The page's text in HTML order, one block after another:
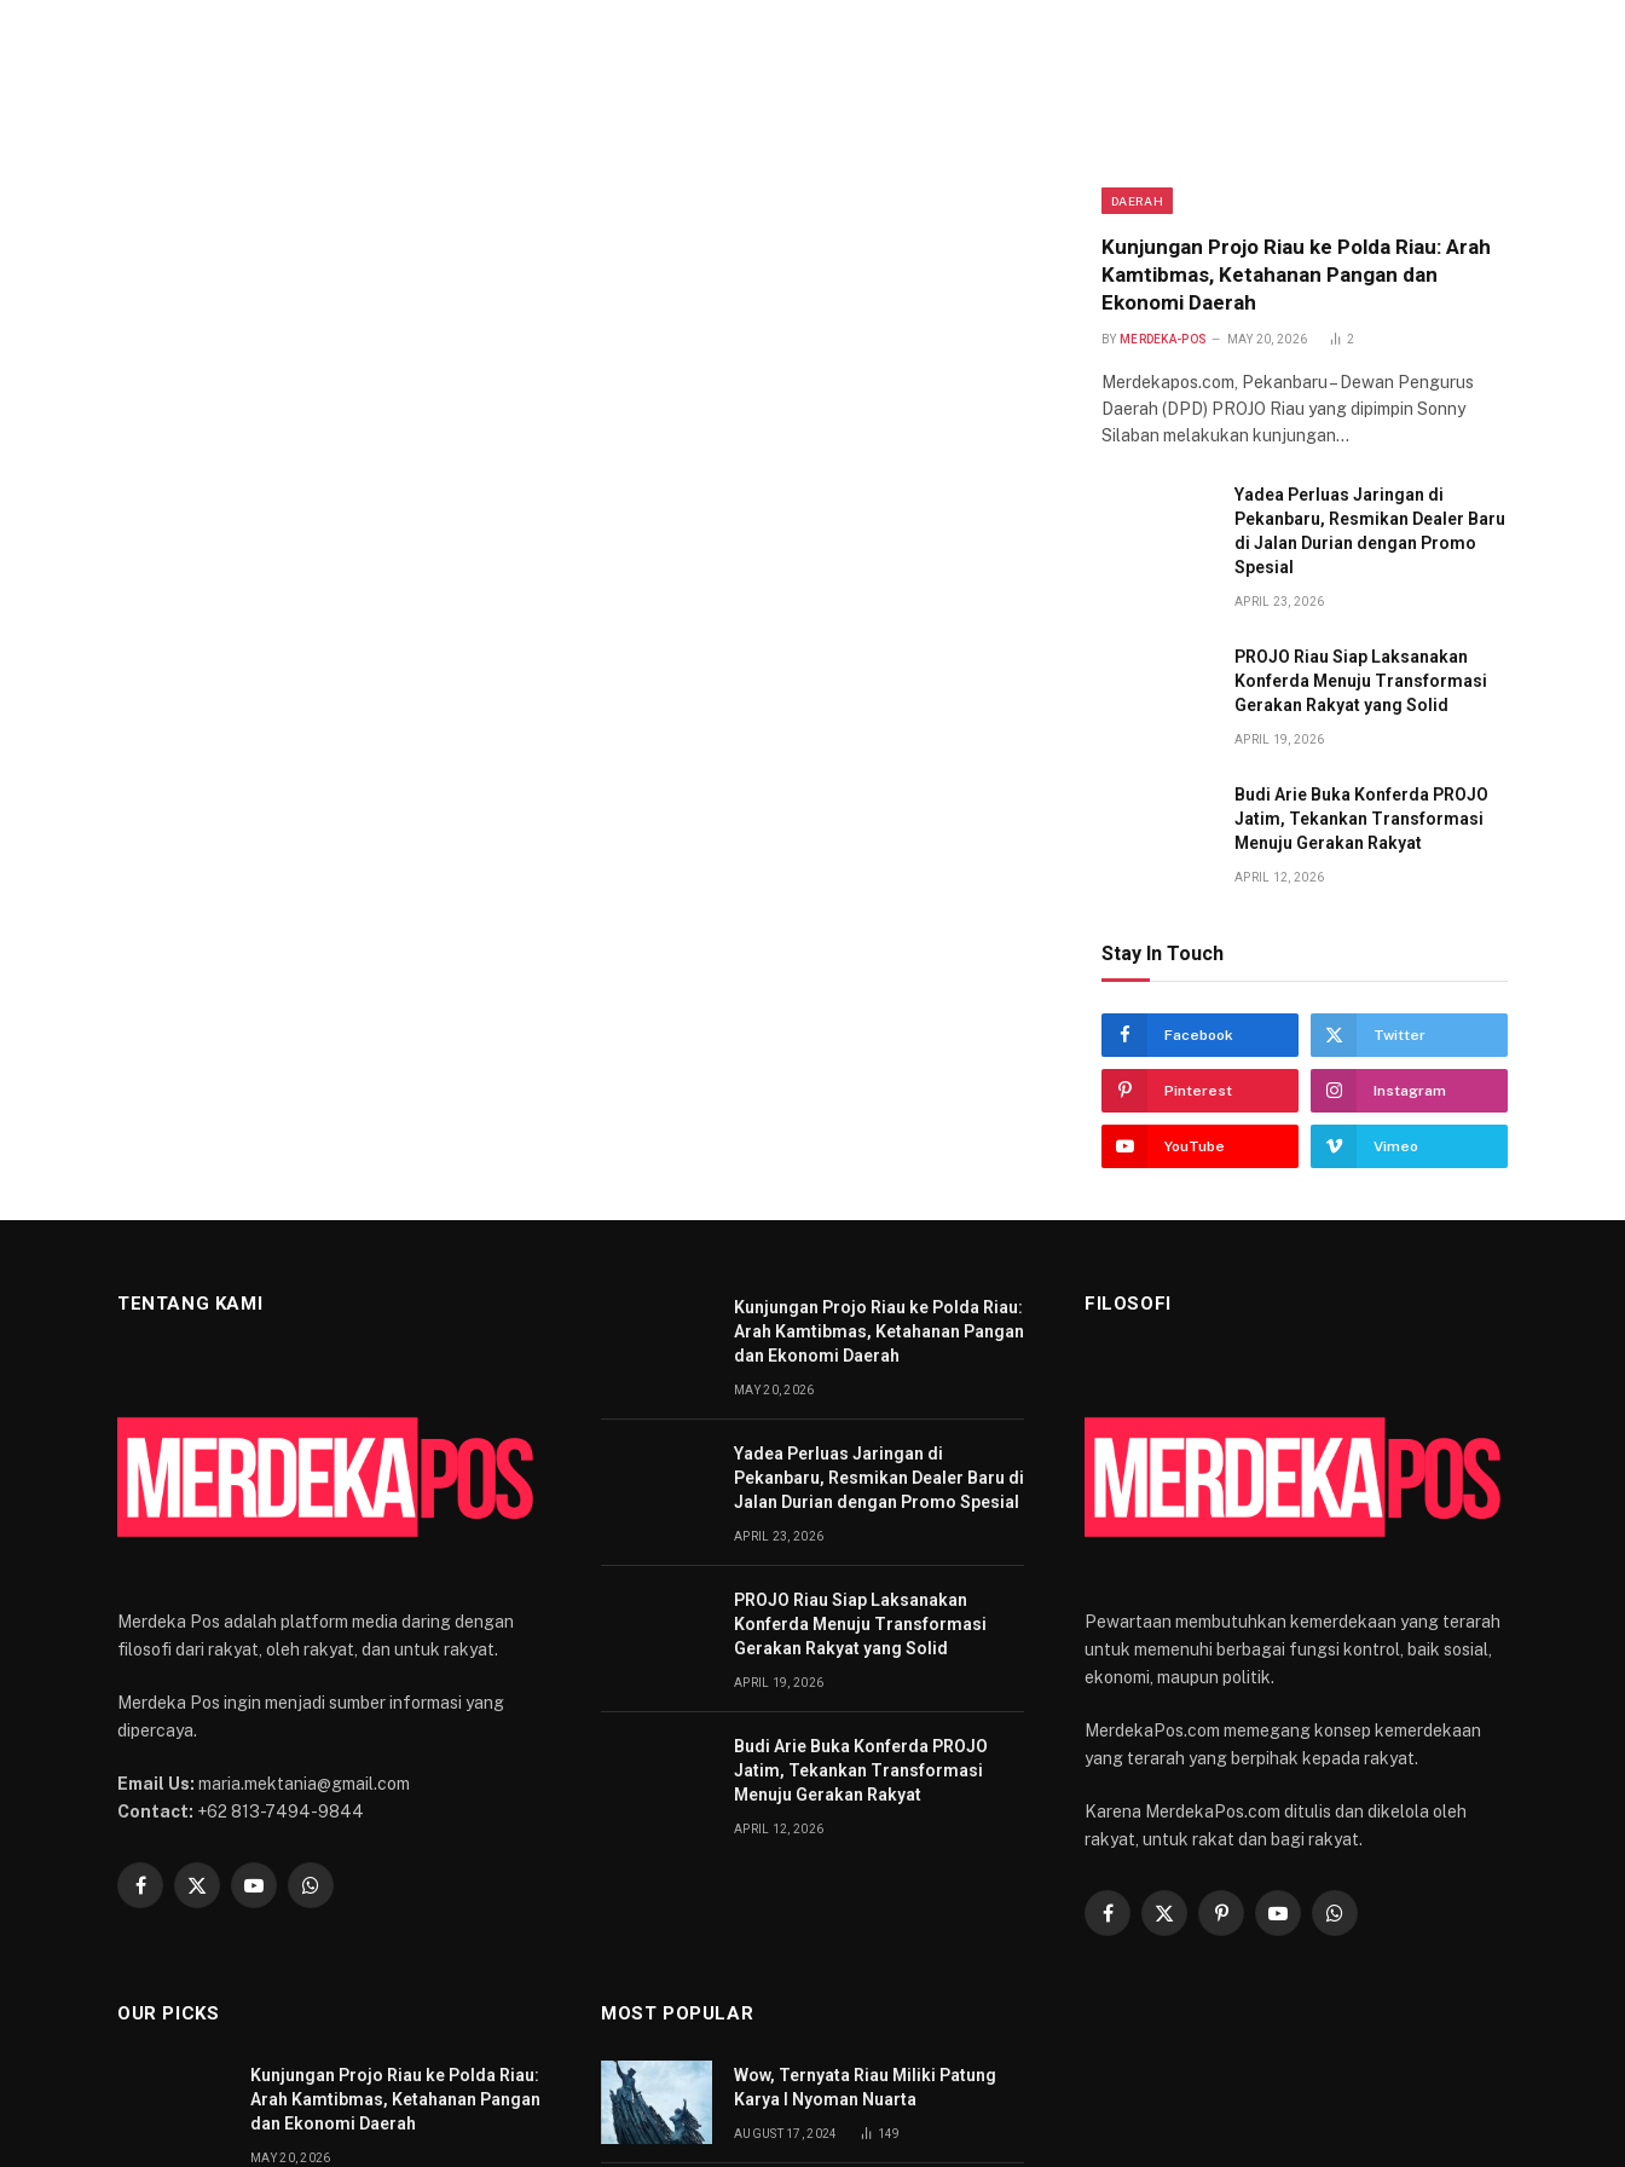
DAERAH
Kunjungan Projo Riau ke Polda Riau: Arah
Kamtibmas, Ketahanan Pangan dan
Ekonomi Daerah
BY MERDEKA-POS MAY 20, 2026 2
Merdekapos.com, Pekanbaru – Dewan Pengurus
Daerah (DPD) PROJO Riau yang dipimpin Sonny
Silaban melakukan kunjungan…
Yadea Perluas Jaringan di
Pekanbaru, Resmikan Dealer Baru
di Jalan Durian dengan Promo
Spesial
APRIL 23, 2026
PROJO Riau Siap Laksanakan
Konferda Menuju Transformasi
Gerakan Rakyat yang Solid
APRIL 19, 2026
Budi Arie Buka Konferda PROJO
Jatim, Tekankan Transformasi
Menuju Gerakan Rakyat
APRIL 12, 2026
Stay In Touch
Facebook Twitter
Pinterest Instagram
YouTube Vimeo
TENTANG KAMI
Merdeka Pos adalah platform media daring dengan
filosofi dari rakyat, oleh rakyat, dan untuk rakyat.
Merdeka Pos ingin menjadi sumber informasi yang
dipercaya.
Email Us: maria.mektania@gmail.com
Contact: +62 813-7494-9844
Facebook
X
YouTubeWhatsApp
Kunjungan Projo Riau ke Polda Riau:
Arah Kamtibmas, Ketahanan Pangan
dan Ekonomi Daerah
MAY 20, 2026
Yadea Perluas Jaringan di
Pekanbaru, Resmikan Dealer Baru di
Jalan Durian dengan Promo Spesial
APRIL 23, 2026
PROJO Riau Siap Laksanakan
Konferda Menuju Transformasi
Gerakan Rakyat yang Solid
APRIL 19, 2026
Budi Arie Buka Konferda PROJO
Jatim, Tekankan Transformasi
Menuju Gerakan Rakyat
APRIL 12, 2026
FILOSOFI
Pewartaan membutuhkan kemerdekaan yang terarah
untuk memenuhi berbagai fungsi kontrol, baik sosial,
ekonomi, maupun politik.
MerdekaPos.com memegang konsep kemerdekaan
yang terarah yang berpihak kepada rakyat.
Karena MerdekaPos.com ditulis dan dikelola oleh
rakyat, untuk rakat dan bagi rakyat.
Facebook
X
PinterestYouTubeWhatsApp
OUR PICKS
Kunjungan Projo Riau ke Polda Riau:
Arah Kamtibmas, Ketahanan Pangan
dan Ekonomi Daerah
MAY 20, 2026
MOST POPULAR
Wow, Ternyata Riau Miliki Patung
Karya I Nyoman Nuarta
AUGUST 17, 2024 149